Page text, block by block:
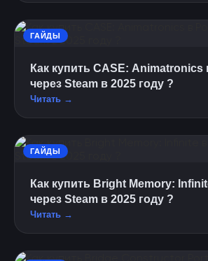
ГАЙДЫ
Как купить CASE: Animatronics
через Steam в 2025 году ?
Читать →
ГАЙДЫ
Как купить Bright Memory: Infinite в
через Steam в 2025 году ?
Читать →